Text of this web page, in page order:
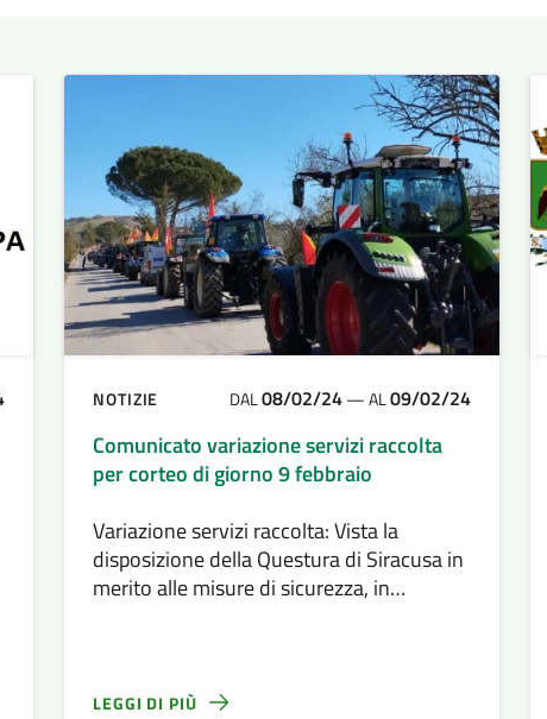
NOTIZIE DAL08/02/24—AL09/02/24
Comunicato variazione servizi raccolta
per corteo di giorno 9 febbraio
Variazione servizi raccolta: Vista la
disposizione della Questura di Siracusa in
merito alle misure di sicurezza, in
LEGGI DI PIÙ